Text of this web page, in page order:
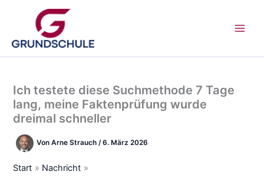
Ich testete diese Suchmethode 7 Tage
lang, meine Faktenprüfung wurde
dreimal schneller
VonArne Strauch/6. März 2026
Start
Nachricht